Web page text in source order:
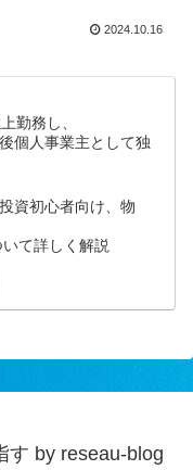
2024.10.16
勤務し、
個人事業主として独
資初心者向け、物
て詳しく解説
す by reseau-blog